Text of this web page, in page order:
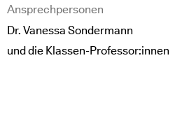
Ansprechpersonen
Dr. Vanessa Sondermann
und die Klassen-Professor:innen